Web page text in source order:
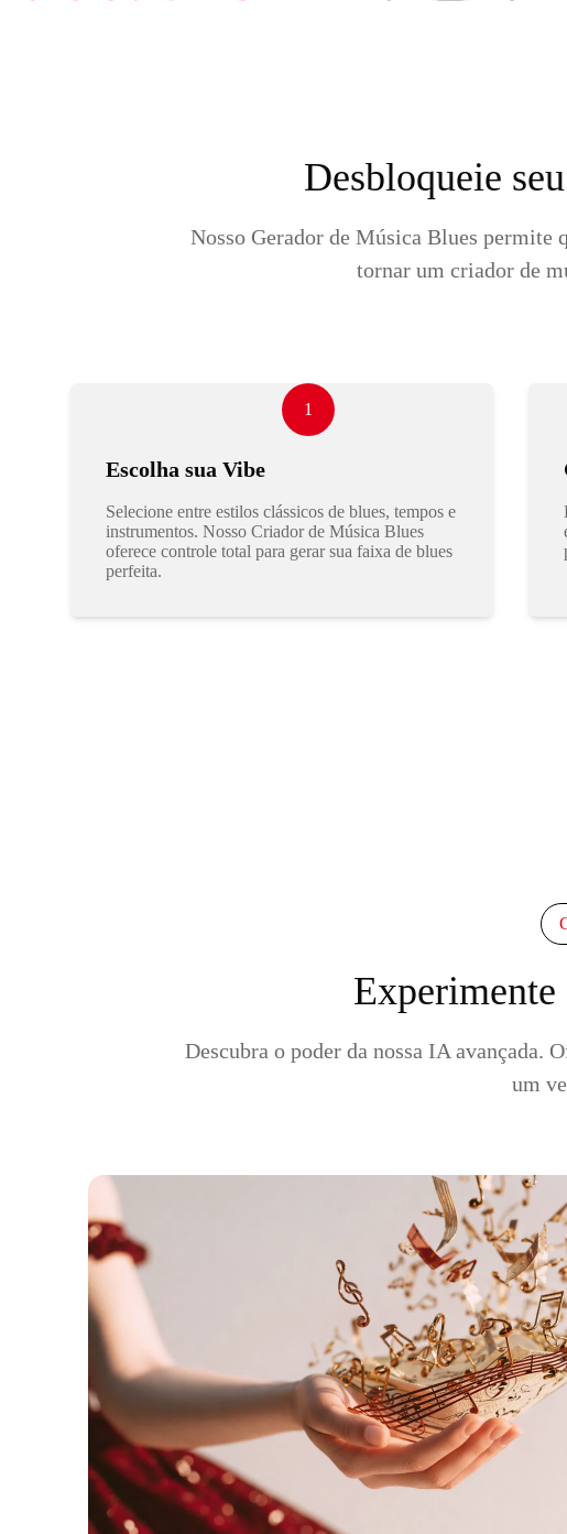
Desbloqueie
Nosso Gerador de Música Blues permite
tornar um criador de
1
Escolha sua Vibe
Selecione entre estilos clássicos de blues, tempos e
instrumentos. Nosso Criador de Música Blues
oferece controle total para gerar sua faixa de blues
perfeita.
Descubra o poder da nossa IA avançada.
um